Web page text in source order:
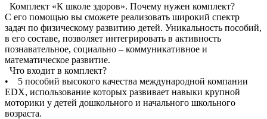
Комплект «К школе здоров». Почему нужен комплект?
С его помощью вы сможете реализовать широкий спектр
задач по физическому развитию детей. Уникальность пособий,
в его составе, позволяет интегрировать в активность
познавательное, социально – коммуникативное и
математическое развитие.
Что входит в комплект?
• 5 пособий высокого качества международной компании
EDX, использование которых развивает навыки крупной
моторики у детей дошкольного и начального школьного
возраста.